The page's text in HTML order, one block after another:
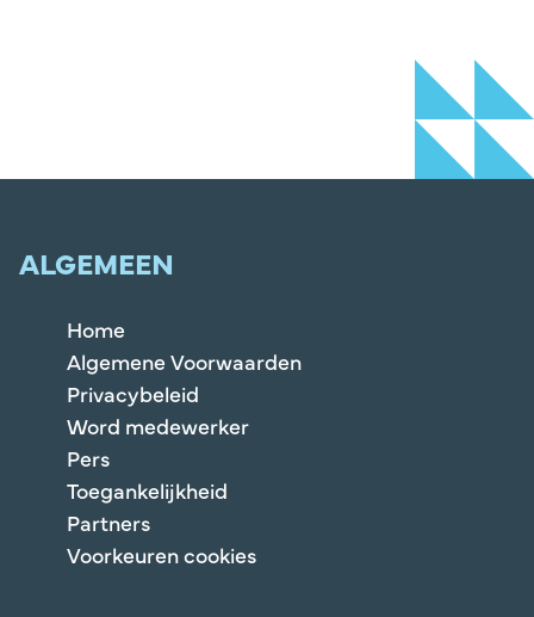
ALGEMEEN
Home
Algemene Voorwaarden
Privacybeleid
Word medewerker
Pers
Toegankelijkheid
Partners
Voorkeuren cookies